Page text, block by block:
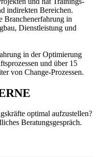
indirekten Bereichen.
Branchenerfahrung in
Dienstleistung und
in der Optimierung
und über 15
von Change-Prozessen.
optimal aufzustellen?
Beratungsgespräch.